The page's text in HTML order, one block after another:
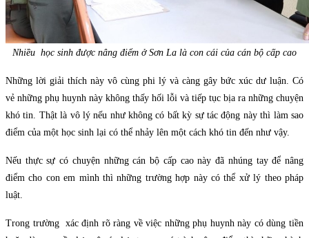
Nhiều học sinh được nâng điểm ở Sơn La là con cái của cán bộ cấp cao
Những lời giải thích này vô cùng phi lý và càng gây bức xúc dư luận. Có
vẻ những phụ huynh này không thấy hối lỗi và tiếp tục bịa ra những chuyện
khó tin. Thật là vô lý nếu như không có bất kỳ sự tác động này thì làm sao
điểm của một học sinh lại có thể nhảy lên một cách khó tin đến như vậy.
Nếu thực sự có chuyện những cán bộ cấp cao này đã nhúng tay để nâng
điểm cho con em mình thì những trường hợp này có thể xử lý theo pháp
luật.
Trong trường xác định rõ ràng về việc những phụ huynh này có dùng tiền